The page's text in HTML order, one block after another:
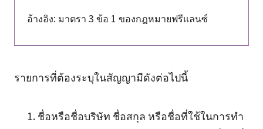
อ้างอิง: มาตรา 3 ข้อ 1 ของกฎหมายฟรีแลนซ์
รายการที่ต้องระบุในสัญญามีดังต่อไปนี้
ชื่อหรือชื่อบริษัท ชื่อสกุล หรือชื่อที่ใช้ในการทำ